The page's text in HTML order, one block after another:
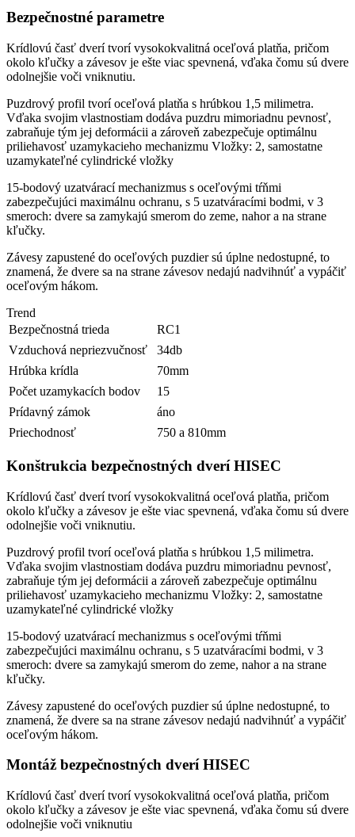
Bezpečnostné parametre
Krídlovú časť dverí tvorí vysokokvalitná oceľová platňa, pričom
okolo kľučky a závesov je ešte viac spevnená, vďaka čomu sú dvere
odolnejšie voči vniknutiu.
Puzdrový profil tvorí oceľová platňa s hrúbkou 1,5 milimetra.
Vďaka svojim vlastnostiam dodáva puzdru mimoriadnu pevnosť,
zabraňuje tým jej deformácii a zároveň zabezpečuje optimálnu
priliehavosť uzamykacieho mechanizmu Vložky: 2, samostatne
uzamykateľné cylindrické vložky
15-bodový uzatvárací mechanizmus s oceľovými tŕňmi
zabezpečujúci maximálnu ochranu, s 5 uzatváracími bodmi, v 3
smeroch: dvere sa zamykajú smerom do zeme, nahor a na strane
kľučky.
Závesy zapustené do oceľových puzdier sú úplne nedostupné, to
znamená, že dvere sa na strane závesov nedajú nadvihnúť a vypáčiť
oceľovým hákom.
Trend
Bezpečnostná trieda
RC1
Vzduchová nepriezvučnosť
34db
Hrúbka krídla
70mm
Počet uzamykacích bodov
15
Prídavný zámok
áno
Priechodnosť
750 a 810mm
Konštrukcia bezpečnostných dverí HISEC
Krídlovú časť dverí tvorí vysokokvalitná oceľová platňa, pričom
okolo kľučky a závesov je ešte viac spevnená, vďaka čomu sú dvere
odolnejšie voči vniknutiu.
Puzdrový profil tvorí oceľová platňa s hrúbkou 1,5 milimetra.
Vďaka svojim vlastnostiam dodáva puzdru mimoriadnu pevnosť,
zabraňuje tým jej deformácii a zároveň zabezpečuje optimálnu
priliehavosť uzamykacieho mechanizmu Vložky: 2, samostatne
uzamykateľné cylindrické vložky
15-bodový uzatvárací mechanizmus s oceľovými tŕňmi
zabezpečujúci maximálnu ochranu, s 5 uzatváracími bodmi, v 3
smeroch: dvere sa zamykajú smerom do zeme, nahor a na strane
kľučky.
Závesy zapustené do oceľových puzdier sú úplne nedostupné, to
znamená, že dvere sa na strane závesov nedajú nadvihnúť a vypáčiť
oceľovým hákom.
Montáž bezpečnostných dverí HISEC
Krídlovú časť dverí tvorí vysokokvalitná oceľová platňa, pričom
okolo kľučky a závesov je ešte viac spevnená, vďaka čomu sú dvere
odolnejšie voči vniknutiu